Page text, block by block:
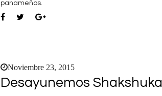
panameños.
Noviembre 23, 2015
Desayunemos Shakshuka